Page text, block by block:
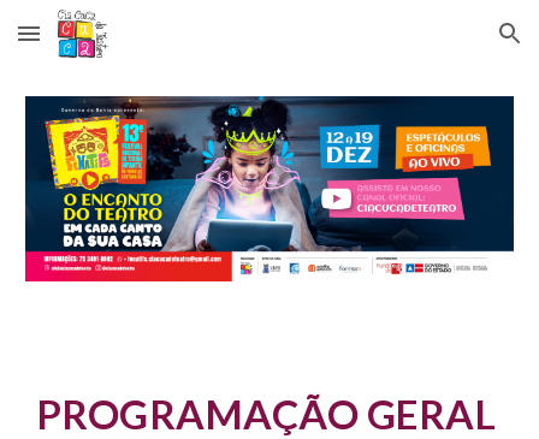
Skip to main content Skip to navigation
PROGRAMAÇÃO GERAL